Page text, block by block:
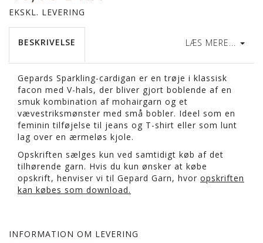
EKSKL. LEVERING
LÆS MERE...
BESKRIVELSE
Gepards Sparkling-cardigan er en trøje i klassisk
facon med V-hals, der bliver gjort boblende af en
smuk kombination af mohairgarn og et
vævestriksmønster med små bobler. Ideel som en
feminin tilføjelse til jeans og T-shirt eller som lunt
lag over en ærmeløs kjole.
Opskriften sælges kun ved samtidigt køb af det
tilhørende garn. Hvis du kun ønsker at købe
opskrift, henviser vi til Gepard Garn, hvor opskriften
kan købes som download.
INFORMATION OM LEVERING